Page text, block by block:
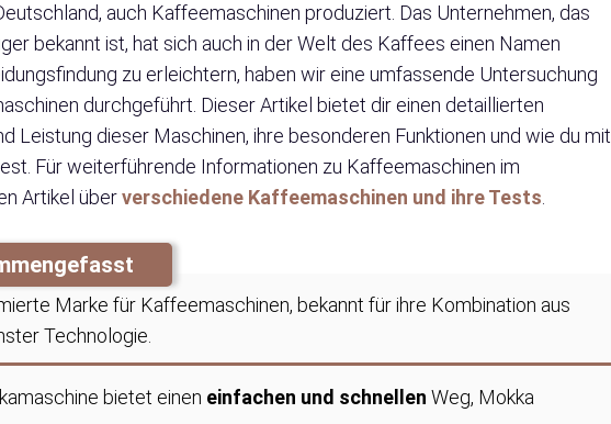
auch Kaffeemaschinen produziert. Das Unternehmen, das
bekannt ist, hat sich auch in der Welt des Kaffees einen Namen
zu erleichtern, haben wir eine umfassende Untersuchung
durchgeführt. Dieser Artikel bietet dir einen detaillierten
Leistung dieser Maschinen, ihre besonderen Funktionen und wie du mit
Für weiterführende Informationen zu Kaffeemaschinen im
Artikel überverschiedene Kaffeemaschinen und ihre Tests
Marke für Kaffeemaschinen, bekannt für ihre Kombination aus
Technologie.
bietet einen einfachen und schnellen Weg, Mokka